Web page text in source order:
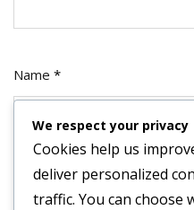
Name *
Email*
We respect your privacy
Cookies help us
deliver personalized
traffic. You can choose